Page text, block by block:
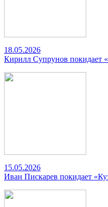
18.05.2026
Кирилл Супрунов покидает
15.05.2026
Иван Пискарев покидает